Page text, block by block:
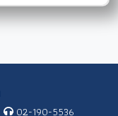
02-190-5536